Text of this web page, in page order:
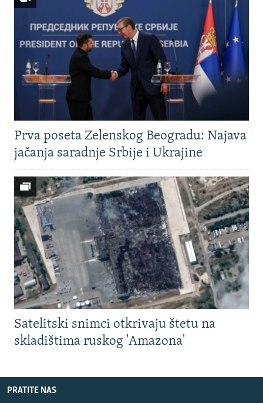
Prva poseta Zelenskog Beogradu: Najava
jačanja saradnje Srbije i Ukrajine
Satelitski snimci otkrivaju štetu na
skladištima ruskog 'Amazona'
PRATITE NAS